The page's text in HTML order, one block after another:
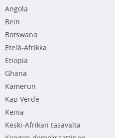
Angola
Bein
Botswana
Etelä-Afrikka
Etiopia
Ghana
Kamerun
Kap Verde
Kenia
Keski-Afrikan tasavalta